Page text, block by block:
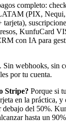
completo:
(PIX,
KunfuCard
con IA para
Sin webhooks, sin
por tu cuenta.
Stripe? Porque si
en la práctica, y
debajo del 50%.
hasta un